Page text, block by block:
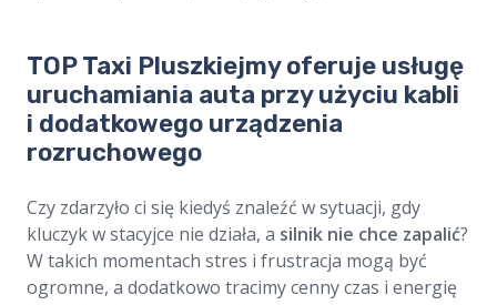
TOP Taxi Pluszkiejmy oferuje usługę
uruchamiania auta przy użyciu kabli
i dodatkowego urządzenia
rozruchowego
Czy zdarzyło ci się kiedyś znaleźć w sytuacji, gdy
kluczyk w stacyjce nie działa, a silnik nie chce zapalić?
W takich momentach stres i frustracja mogą być
ogromne, a dodatkowo tracimy cenny czas i energię